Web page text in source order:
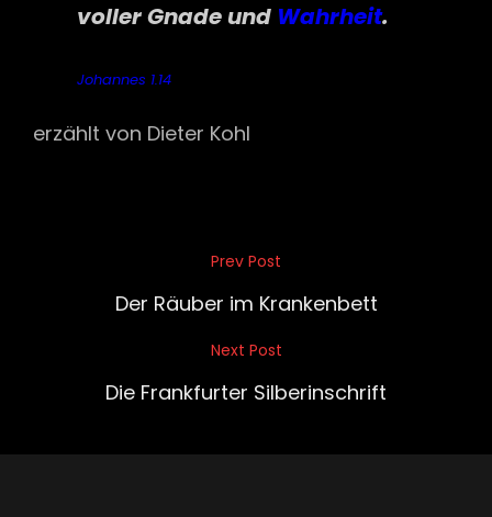
voller Gnade und Wahrheit.
Johannes 1.14
erzählt von Dieter Kohl
Beitragsnavigation
Prev Post
Der Räuber im Krankenbett
Next Post
Die Frankfurter Silberinschrift